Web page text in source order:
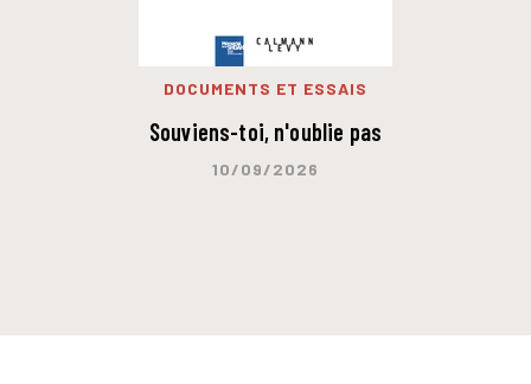
DOCUMENTS ET ESSAIS
Souviens-toi, n'oublie pas
10/09/2026